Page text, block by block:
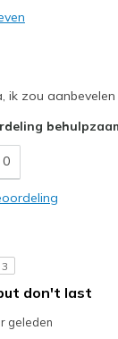
I'm Into Shoes
ik zou
0
3
don't last
geleden